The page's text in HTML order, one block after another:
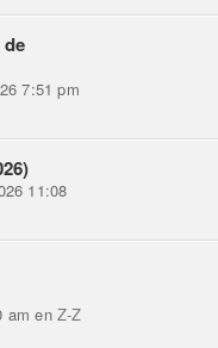
7:51 pm
11:08
am enZ-Z